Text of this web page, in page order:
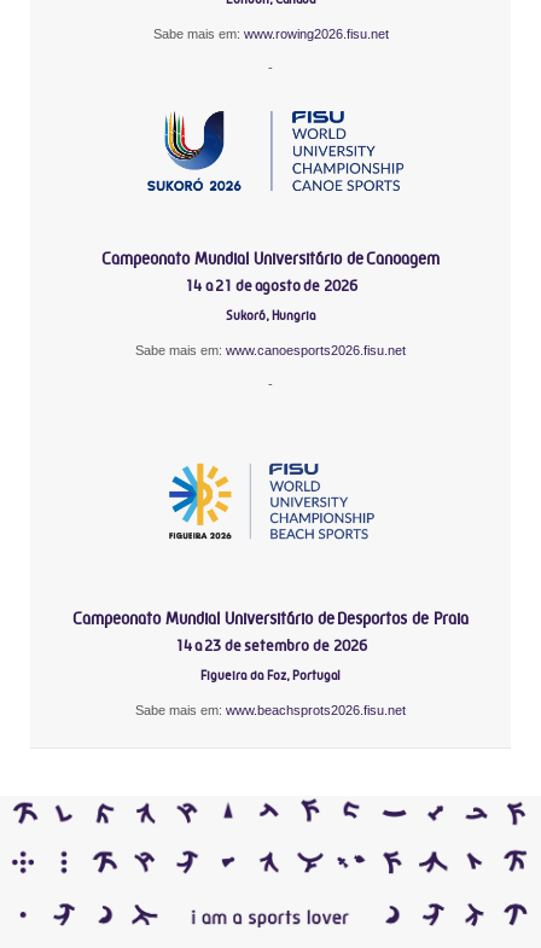
Sabe mais em: www.rowing2026.fisu.net
-
Campeonato Mundial Universitário de Canoagem
14 a 21 de agosto de 2026
Sukoró, Hungria
Sabe mais em: www.canoesports2026.fisu.net
-
Campeonato Mundial Universitário de Desportos de Praia
14 a 23 de setembro de 2026
Figueira da Foz, Portugal
Sabe mais em: www.beachsprots2026.fisu.net